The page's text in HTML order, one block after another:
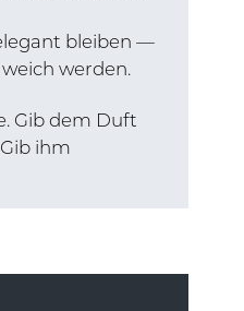
bleiben —
werden.
Gib dem Duft
ihm